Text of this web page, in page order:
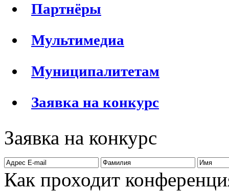
Партнёры
Мультимедиа
Муниципалитетам
Заявка на конкурс
Заявка на конкурс
Как проходит